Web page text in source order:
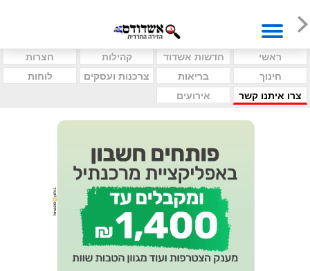
ראשי חדשות אשדוד קהילות
חצרות
חינוך
בריאות צרכנות ועסקים
לוחות
צרו איתנו קשר
אירועים